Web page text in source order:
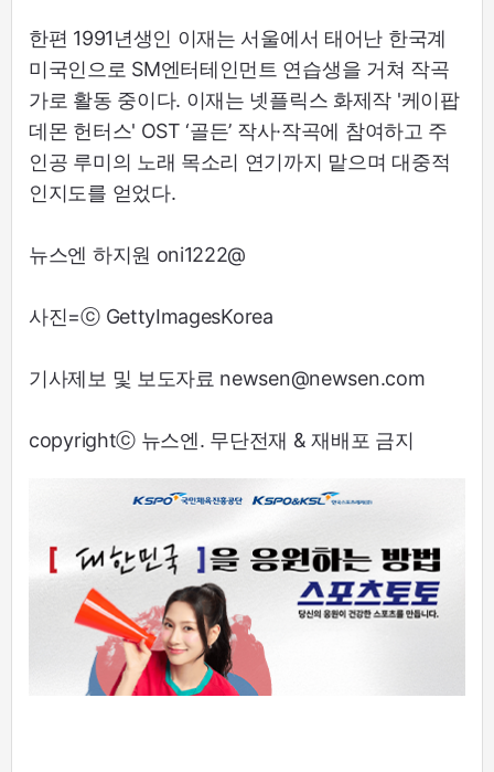
한편 1991년생인 이재는 서울에서 태어난 한국계
미국인으로 SM엔터테인먼트 연습생을 거쳐 작곡
가로 활동 중이다. 이재는 넷플릭스 화제작 '케이팝
데몬 헌터스' OST ‘골든’ 작사·작곡에 참여하고 주
인공 루미의 노래 목소리 연기까지 맡으며 대중적
인지도를 얻었다.
뉴스엔 하지원 oni1222@
사진=ⓒ GettyImagesKorea
기사제보 및 보도자료 newsen@newsen.com
copyrightⓒ 뉴스엔. 무단전재 & 재배포 금지